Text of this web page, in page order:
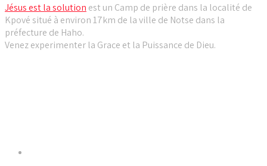
Jésus est la solution est un Camp de prière dans la localité de
Kpové situé à environ 17km de la ville de Notse dans la
préfecture de Haho.
Venez experimenter la Grace et la Puissance de Dieu.